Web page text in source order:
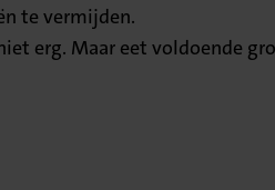
te vermijden.
erg. Maar eet voldoende